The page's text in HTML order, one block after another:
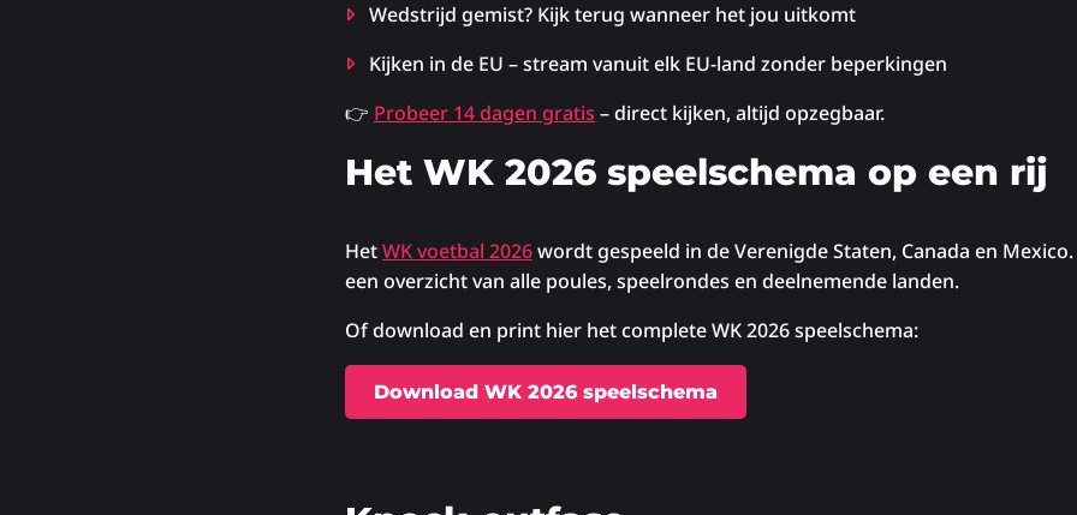
Wedstrijd gemist? Kijk terug wanneer het jou uitkomt
Kijken in de EU – stream vanuit elk EU-land zonder beperkingen
👉 Probeer 14 dagen gratis – direct kijken, altijd opzegbaar.
Het WK 2026 speelschema op een rij
HetWK voetbal 2026wordt gespeeld in de Verenigde Staten, Canada en
een overzicht van alle poules, speelrondes en deelnemende landen.
Of download en print hier het complete WK 2026 speelschema:
Download WK 2026 speelschema